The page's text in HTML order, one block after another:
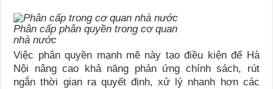
Phân cấp phân quyền trong cơ quan
nhà nước
Việc phân quyền mạnh mẽ này tạo điều kiện để Hà
Nội nâng cao khả năng phản ứng chính sách, rút
ngắn thời gian ra quyết định, xử lý nhanh hơn các